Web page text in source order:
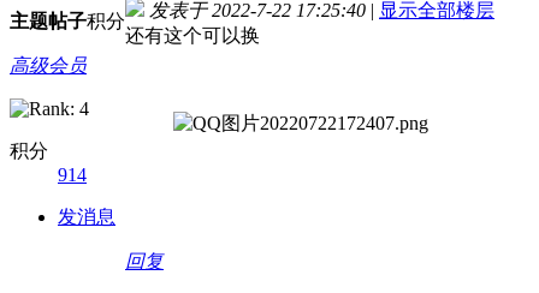
主题帖子积分
高级会员
积分
914
发消息
发表于 2022-7-22 17:25:40 | 显示全部楼层
还有这个可以换
回复